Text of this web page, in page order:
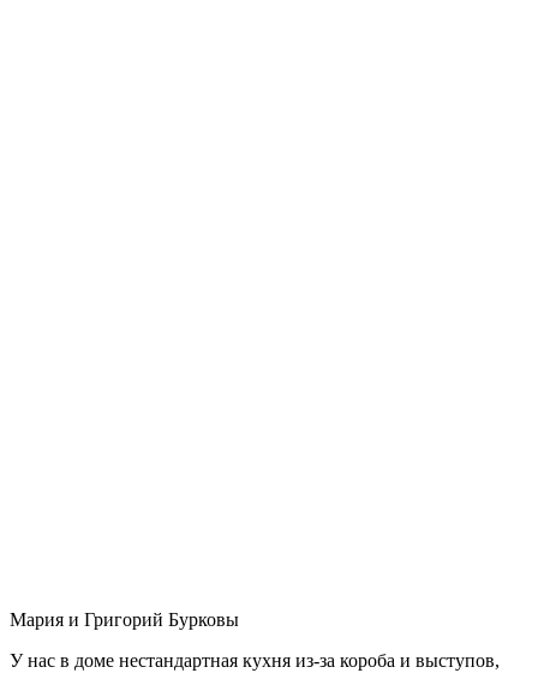
Мария и Григорий Бурковы
У нас в доме нестандартная кухня из-за короба и выступов,